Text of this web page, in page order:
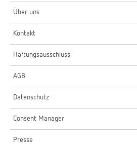
Über uns
Kontakt
Haftungsausschluss
AGB
Datenschutz
Consent Manager
Presse